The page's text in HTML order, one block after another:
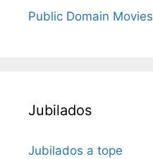
Public Domain Movies
Jubilados
Jubilados a tope